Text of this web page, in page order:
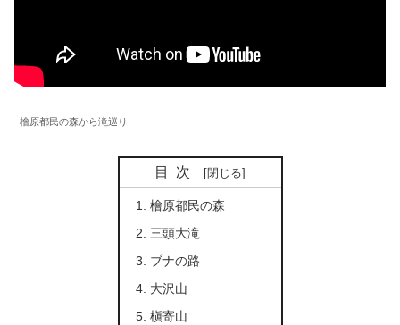
檜原都民の森から滝巡り
目次
檜原都民の森
三頭大滝
ブナの路
大沢山
槇寄山